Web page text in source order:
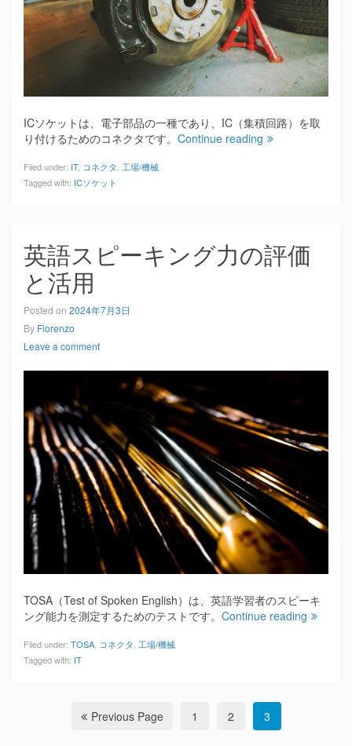
ICソケットは、電子部品の一種であり、IC（集積回路）を取
り付けるためのコネクタです。 Continue reading
Filed under: IT, コネクタ 工場/機械
Tagged with: ICソケット
英語スピーキング力の評価
と活用
Posted on 2024年7月3日
By Fiorenzo
Leave a comment
TOSA（Test of Spoken English）は、英語学習者のスピーキ
ング能力を測定するためのテストです。 Continue reading
Filed under: TOSA コネクタ 工場/機械
Tagged with: IT
Previous Page 1 2 3